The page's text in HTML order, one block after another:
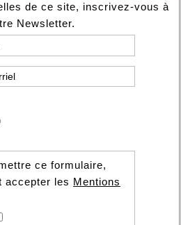
de ce site, inscrivez-vous à
Newsletter.
ce formulaire,
accepter les Mentions